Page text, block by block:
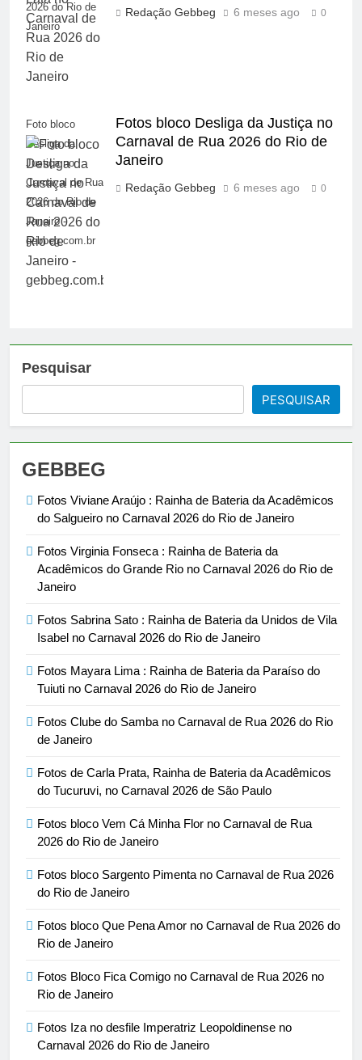
2026 do Rio de
Janeiro
Redação Gebbeg 6 meses ago 0
Foto bloco
Desliga da
Justiça no
Carnaval de Rua
2026 do Rio de
Janeiro -
gebbeg.com.br
Fotos bloco Desliga da Justiça no
Carnaval de Rua 2026 do Rio de
Janeiro
Redação Gebbeg 6 meses ago 0
Pesquisar
PESQUISAR
GEBBEG
Fotos Viviane Araújo : Rainha de Bateria da Acadêmicos
do Salgueiro no Carnaval 2026 do Rio de Janeiro
Fotos Virginia Fonseca : Rainha de Bateria da
Acadêmicos do Grande Rio no Carnaval 2026 do Rio de
Janeiro
Fotos Sabrina Sato : Rainha de Bateria da Unidos de Vila
Isabel no Carnaval 2026 do Rio de Janeiro
Fotos Mayara Lima : Rainha de Bateria da Paraíso do
Tuiuti no Carnaval 2026 do Rio de Janeiro
Fotos Clube do Samba no Carnaval de Rua 2026 do Rio
de Janeiro
Fotos de Carla Prata, Rainha de Bateria da Acadêmicos
do Tucuruvi, no Carnaval 2026 de São Paulo
Fotos bloco Vem Cá Minha Flor no Carnaval de Rua
2026 do Rio de Janeiro
Fotos bloco Sargento Pimenta no Carnaval de Rua 2026
do Rio de Janeiro
Fotos bloco Que Pena Amor no Carnaval de Rua 2026 do
Rio de Janeiro
Fotos Bloco Fica Comigo no Carnaval de Rua 2026 no
Rio de Janeiro
Fotos Iza no desfile Imperatriz Leopoldinense no
Carnaval 2026 do Rio de Janeiro